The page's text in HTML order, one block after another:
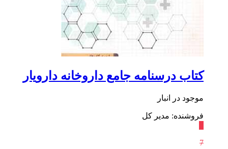
کتاب درسنامه جامع داروخانه دارویار
موجود در انبار
فروشنده: مدیر کل
7